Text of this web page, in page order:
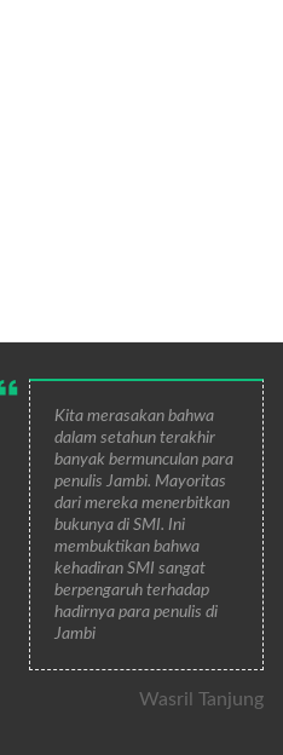
Kita merasakan bahwa
dalam setahun terakhir
banyak bermunculan para
penulis Jambi. Mayoritas
dari mereka menerbitkan
bukunya di SMI. Ini
membuktikan bahwa
kehadiran SMI sangat
berpengaruh terhadap
hadirnya para penulis di
Jambi
Wasril Tanjung